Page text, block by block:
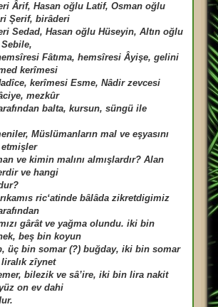
Ârif, Hasan oğlu Latif, Osman oğlu
Şerif, birâderi
Sedad, Hasan oğlu Hüseyin, Altın oğlu
Fâtıma, hemsîresi Âyişe, gelini
kerîmesi
kerîmesi Esme, Nâdir zevcesi
mezkûr
balta, kursun, süngü ile
Müslümanların mal ve eşyasını
etmişler
ve kimin malını almışlardır? Alan
ve hangi
ric‘atinde bâlâda zikretdigimiz
gârât ve yağma olundu. iki bin
beş bin koyun
üç bin somar (?) buğday, iki bin somar
zîynet
bilezik ve sâ’ire, iki bin lira nakit
on ev dahi